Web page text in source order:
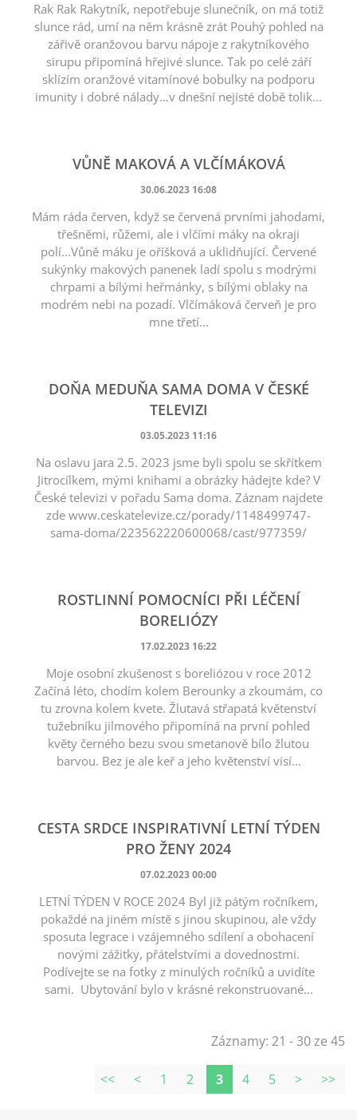
Rak Rak Rakytník, nepotřebuje slunečník, on má totiž
slunce rád, umí na něm krásně zrát Pouhý pohled na
zářivě oranžovou barvu nápoje z rakytníkového
sirupu připomíná hřejivé slunce. Tak po celé září
sklízím oranžové vitamínové bobulky na podporu
imunity i dobré nálady…v dnešní nejisté době tolik...
VŮNĚ MAKOVÁ A VLČÍMÁKOVÁ
30.06.2023 16:08
Mám ráda červen, když se červená prvními jahodami,
třešněmi, růžemi, ale i vlčími máky na okraji
polí...Vůně máku je oříšková a uklidňující. Červené
sukýnky makových panenek ladí spolu s modrými
chrpami a bílými heřmánky, s bílými oblaky na
modrém nebi na pozadí. Vlčímáková červeň je pro
mne třetí...
DOŇA MEDUŇA SAMA DOMA V ČESKÉ
TELEVIZI
03.05.2023 11:16
Na oslavu jara 2.5. 2023 jsme byli spolu se skřítkem
Jitrocílkem, mými knihami a obrázky hádejte kde? V
České televizi v pořadu Sama doma. Záznam najdete
zde www.ceskatelevize.cz/porady/1148499747-
sama-doma/223562220600068/cast/977359/
ROSTLINNÍ POMOCNÍCI PŘI LÉČENÍ
BORELIÓZY
17.02.2023 16:22
Moje osobní zkušenost s boreliózou v roce 2012
Začíná léto, chodím kolem Berounky a zkoumám, co
tu zrovna kolem kvete. Žlutavá střapatá květenství
tužebníku jilmového připomíná na první pohled
květy černého bezu svou smetanově bílo žlutou
barvou. Bez je ale keř a jeho květenství visí...
CESTA SRDCE INSPIRATIVNÍ LETNÍ TÝDEN
PRO ŽENY 2024
07.02.2023 00:00
LETNÍ TÝDEN V ROCE 2024 Byl již pátým ročníkem,
pokaždé na jiném místě s jinou skupinou, ale vždy
sposuta legrace i vzájemného sdílení a obohacení
novými zážitky, přátelstvími a dovednostmi.
Podívejte se na fotky z minulých ročníků a uvidíte
sami. Ubytování bylo v krásné rekonstruované...
Záznamy: 21 - 30 ze 45
<< < 1 2 3 4 5 > >>